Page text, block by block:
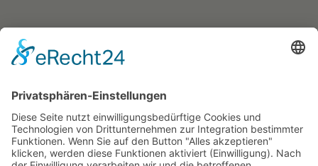
Copyright © 2026 · Zimmermann-Mühle GmbH · Gaimühle 1 ·
63928 Riedern ·Impressum Theme by SiteOrigin
Vertrag widerrufen